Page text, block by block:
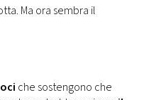
Ma ora sembra il
che sostengono che